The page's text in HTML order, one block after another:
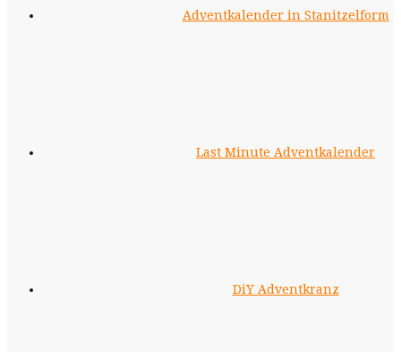
Adventkalender in Stanitzelform
Last Minute Adventkalender
DiY Adventkranz